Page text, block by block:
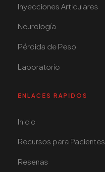
Inyecciones Articulares
Neurología
Pérdida de Peso
Laboratorio
ENLACES RAPIDOS
Inicio
Recursos para Pacientes
Resenas